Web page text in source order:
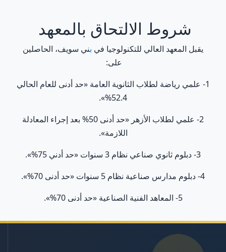
شروط الالتحاق بالمعهد
يقبل المعهد العالي للتكنولوجيا في بني سويف، الحاصلين
على:
1- علمي رياضة لطلاب الثانوية العامة «حد أدنى للعام الحالي
52.4%».
2- علمي لطلاب الأزهر «حد أدنى 50% بعد إجراء المعادلة
اللازمة».
3- دبلوم ثانوي صناعي نظام 3 سنوات «حد أدني 75%».
4- دبلوم مدارس صناعية نظام 5 سنوات «حد أدنى 70%».
5- المعاهد الفنية الصناعية «حد أدنى 70%».